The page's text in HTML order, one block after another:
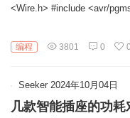
友
<Wire.h> #include <avr/
编程 3801 0 0
Seeker 2024年10月04日
几款智能插座的功